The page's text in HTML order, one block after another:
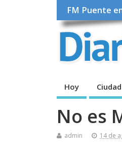
FM Puente
Hoy Ciudad
No es
admin 14 de